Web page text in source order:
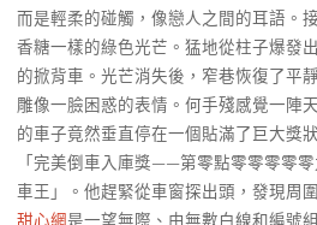
而是輕柔的碰觸，像戀人之間的耳語。
香糖一樣的綠色光芒。猛地從柱子爆發
的掀背車。光芒消失後，窄巷恢復了平
雕像一臉困惑的表情。何手殘感覺一陣
的車子竟然垂直停在一個貼滿了巨大獎
「完美倒車入庫獎——第零點零零零零
車王」。他趕緊從車窗探出頭，發現周
甜心網是一望無際、由無數白線和編號